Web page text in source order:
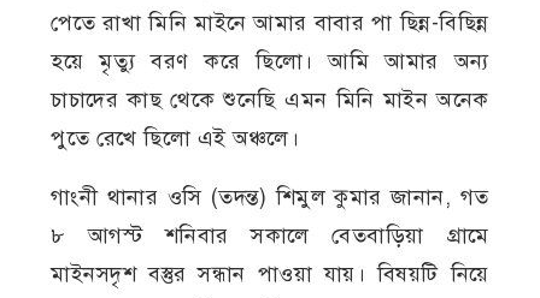
পেতে রাখা মিনি মাইনে আমার বাবার পা ছিন্ন-বিছিন্ন
হয়ে মৃত্যু বরণ করে ছিলো। আমি আমার অন‍্য
চাচাদের কাছ থেকে শুনেছি এমন মিনি মাইন অনেক
পুতে রেখে ছিলো এই অঞ্চলে।
গাংনী থানার ওসি (তদন্ত) শিমুল কুমার জানান, গত
৮ আগস্ট শনিবার সকালে বেতবাড়িয়া গ্রামে
মাইনসদৃশ বস্তুর সন্ধান পাওয়া যায়। বিষয়টি নিয়ে